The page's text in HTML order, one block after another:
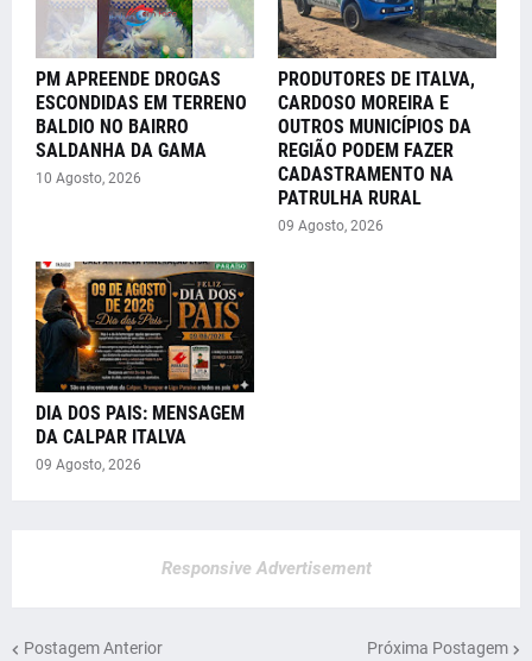
PM APREENDE DROGAS
ESCONDIDAS EM TERRENO
BALDIO NO BAIRRO
SALDANHA DA GAMA
10 Agosto, 2026
PRODUTORES DE ITALVA,
CARDOSO MOREIRA E
OUTROS MUNICÍPIOS DA
REGIÃO PODEM FAZER
CADASTRAMENTO NA
PATRULHA RURAL
09 Agosto, 2026
DIA DOS PAIS: MENSAGEM
DA CALPAR ITALVA
09 Agosto, 2026
Responsive Advertisement
Postagem Anterior Próxima Postagem